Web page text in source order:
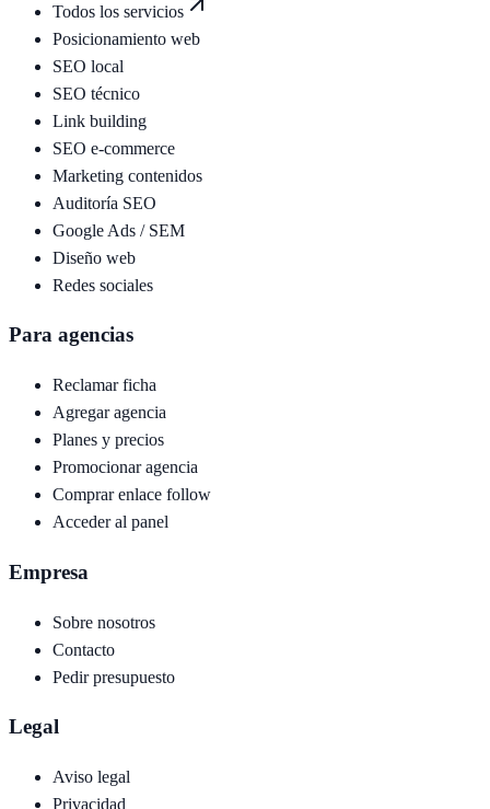
Todos los servicios
Posicionamiento web
SEO local
SEO técnico
Link building
SEO e-commerce
Marketing contenidos
Auditoría SEO
Google Ads / SEM
Diseño web
Redes sociales
Para agencias
Reclamar ficha
Agregar agencia
Planes y precios
Promocionar agencia
Comprar enlace follow
Acceder al panel
Empresa
Sobre nosotros
Contacto
Pedir presupuesto
Legal
Aviso legal
Privacidad